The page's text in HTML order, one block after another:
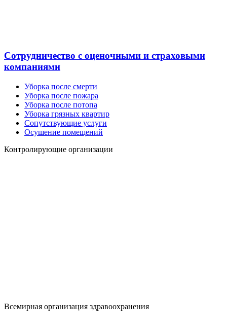
Сотрудничество с оценочными и страховыми
компаниями
Уборка после смерти
Уборка после пожара
Уборка после потопа
Уборка грязных квартир
Сопутствующие услуги
Осушение помещений
Контролирующие организации
Всемирная организация здравоохранения